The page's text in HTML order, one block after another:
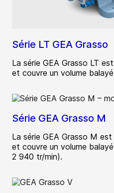
Série LT GEA Grasso
La série GEA Grasso LT
et couvre un volume
Série GEA Grasso M
La série GEA Grasso M
et couvre un volume
2 940 tr/min).